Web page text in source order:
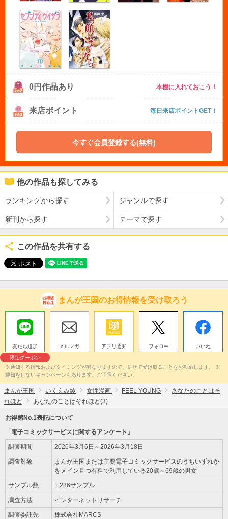
0円作品あり 本棚に入れておこう！
来店ポイント 毎日来店ポイントGET！
今すぐ会員登録する(無料)
他の作品も探してみる
ランキングから探す ジャンルで探す
新刊から探す テーマで探す
この作品を共有する
まんが王国のお得情報を受け取ろう
友だち追加
限定クーポン
メルマガ アプリ通知 フォロー いいね
※通知する情報およびタイミングが異なりますので、併せて受け取ることをお勧めします。 ※
通知をしないキャンペーンもあります。ご了承ください。
まんが王国 いくえみ綾 女性漫画 FEEL YOUNG
あなたのことはそ
れほど
あなたのことはそれほど(3)
お得感No.1表記について
「電子コミックサービスに関するアンケート」
調査期間 2026年3月6日～2026年3月18日
調査対象
まんが王国または主要電子コミックサービスのうちいずれか
をメイン且つ有料で利用している20歳～69歳の男女
サンプル数 1,236サンプル
調査方法 インターネットリサーチ
調査委託先 株式会社MARCS